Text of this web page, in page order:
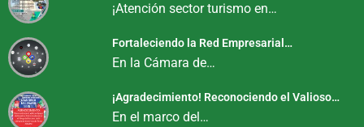
¡Atención sector turismo en…
Fortaleciendo la Red Empresarial…
En la Cámara de…
¡Agradecimiento! Reconociendo el Valioso…
En el marco del…